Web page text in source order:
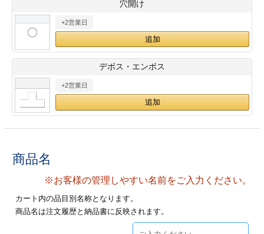
印刷
印刷
フォルダー
印刷
印刷
刷
印刷
カード印刷
穴開け
+2営業日
デボス・エンボス
+2営業日
商品名
※お客様の管理しやすい名前をご入力ください。
カート内の品目別名称となります。
商品名は注文履歴と納品書に反映されます。